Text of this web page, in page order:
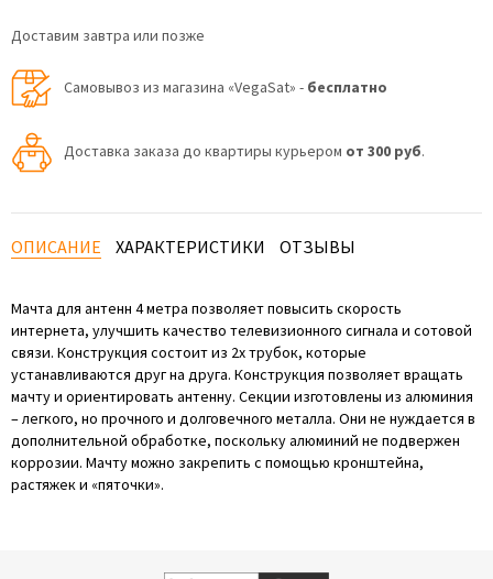
Доставим завтра или позже
Самовывоз из магазина «VegaSat» - бесплатно
Доставка заказа до квартиры курьером от 300 руб.
ОПИСАНИЕ ХАРАКТЕРИСТИКИ ОТЗЫВЫ
Мачта для антенн 4 метра позволяет повысить скорость
интернета, улучшить качество телевизионного сигнала и сотовой
связи. Конструкция состоит из 2х трубок, которые
устанавливаются друг на друга. Конструкция позволяет вращать
мачту и ориентировать антенну. Секции изготовлены из алюминия
– легкого, но прочного и долговечного металла. Они не нуждается в
дополнительной обработке, поскольку алюминий не подвержен
коррозии. Мачту можно закрепить с помощью кронштейна,
растяжек и «пяточки».